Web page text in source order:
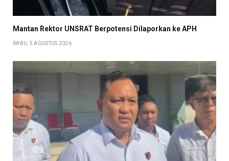
Mantan Rektor UNSRAT Berpotensi Dilaporkan ke APH
RABU, 5 AGUSTUS 2026